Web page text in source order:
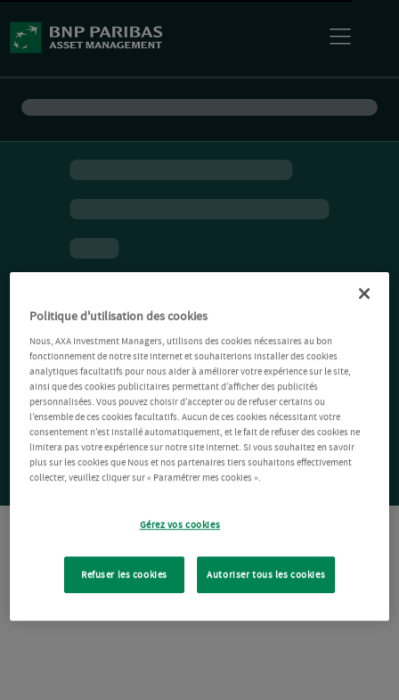
Politique d'utilisation des cookies
Nous, AXA Investment Managers, utilisons des cookies nécessaires au bon
fonctionnement de notre site Internet et souhaiterions installer des cookies
analytiques facultatifs pour nous aider à améliorer votre expérience sur le site,
ainsi que des cookies publicitaires permettant d’afficher des publicités
personnalisées. Vous pouvez choisir d’accepter ou de refuser certains ou
l’ensemble de ces cookies facultatifs. Aucun de ces cookies nécessitant votre
consentement n’est installé automatiquement, et le fait de refuser des cookies ne
limitera pas votre expérience sur notre site Internet. Si vous souhaitez en savoir
plus sur les cookies que Nous et nos partenaires tiers souhaitons effectivement
collecter, veuillez cliquer sur « Paramétrer mes cookies ».
Gérez vos cookies
Refuser les cookies Autoriser tous les cookies